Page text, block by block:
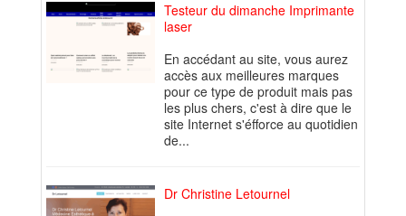
Testeur du dimanche Imprimante
laser
En accédant au site, vous aurez
accès aux meilleures marques
pour ce type de produit mais pas
les plus chers, c'est à dire que le
site Internet s'éfforce au quotidien
de...
Dr Christine Letournel